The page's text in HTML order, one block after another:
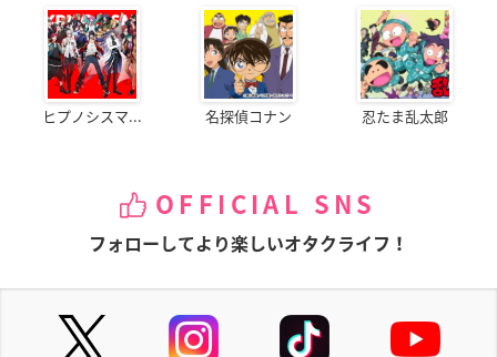
ヒプノシスマ... 名探偵コナン 忍たま乱太郎
OFFICIAL SNS
フォローしてより楽しいオタクライフ！